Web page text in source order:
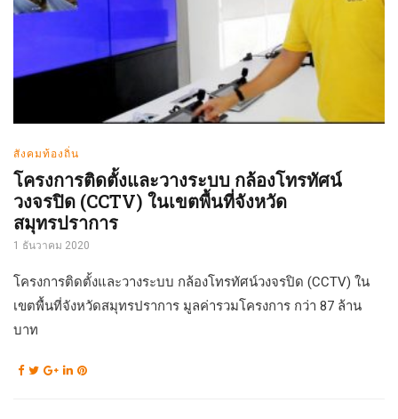
สังคมท้องถิ่น
โครงการติดตั้งและวางระบบ กล้องโทรทัศน์
วงจรปิด (CCTV) ในเขตพื้นที่จังหวัด
สมุทรปราการ
1 ธันวาคม 2020
โครงการติดตั้งและวางระบบ กล้องโทรทัศน์วงจรปิด (CCTV) ใน
เขตพื้นที่จังหวัดสมุทรปราการ มูลค่ารวมโครงการ กว่า 87 ล้าน
บาท